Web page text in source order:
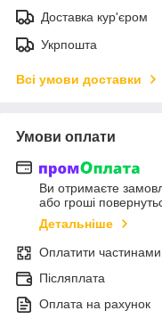
Доставка кур'єром
Укрпошта
Всі умови доставки
Умови оплати
Ви отримаєте
або гроші
Детальніше
Оплатити частинами
Післяплата
Оплата на рахунок